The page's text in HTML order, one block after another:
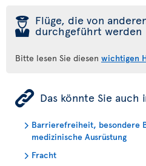
þ Flüge, die von
durchgeführt werden
Bitte lesen Sie diesen wichtigen
ÿ Das könnte Sie auch
Barrierefreiheit, besondere
medizinische Ausrüstung
Fracht